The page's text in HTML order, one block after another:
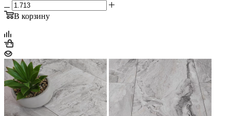
В корзину